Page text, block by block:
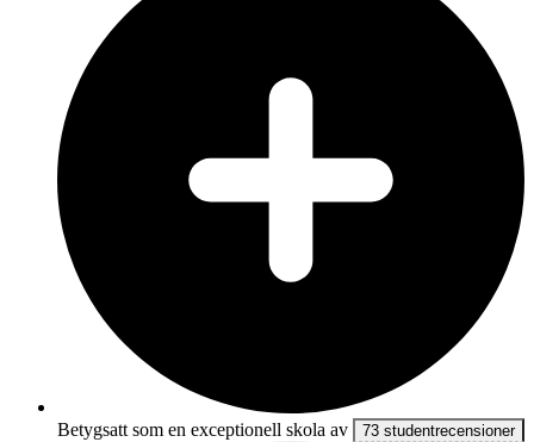
Betygsatt som en exceptionell skola av 73 studentrecensioner